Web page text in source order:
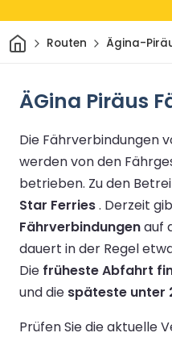
HeimRouten Ägina-
ÄGina Piräus
Die Fährverbindungen
werden von den
betrieben. Zu den
Star Ferries. Derzeit
Fährverbindungenauf
dauert in der Regel
Die früheste Abfahrt
und die späteste unter
Prüfen Sie die aktuelle